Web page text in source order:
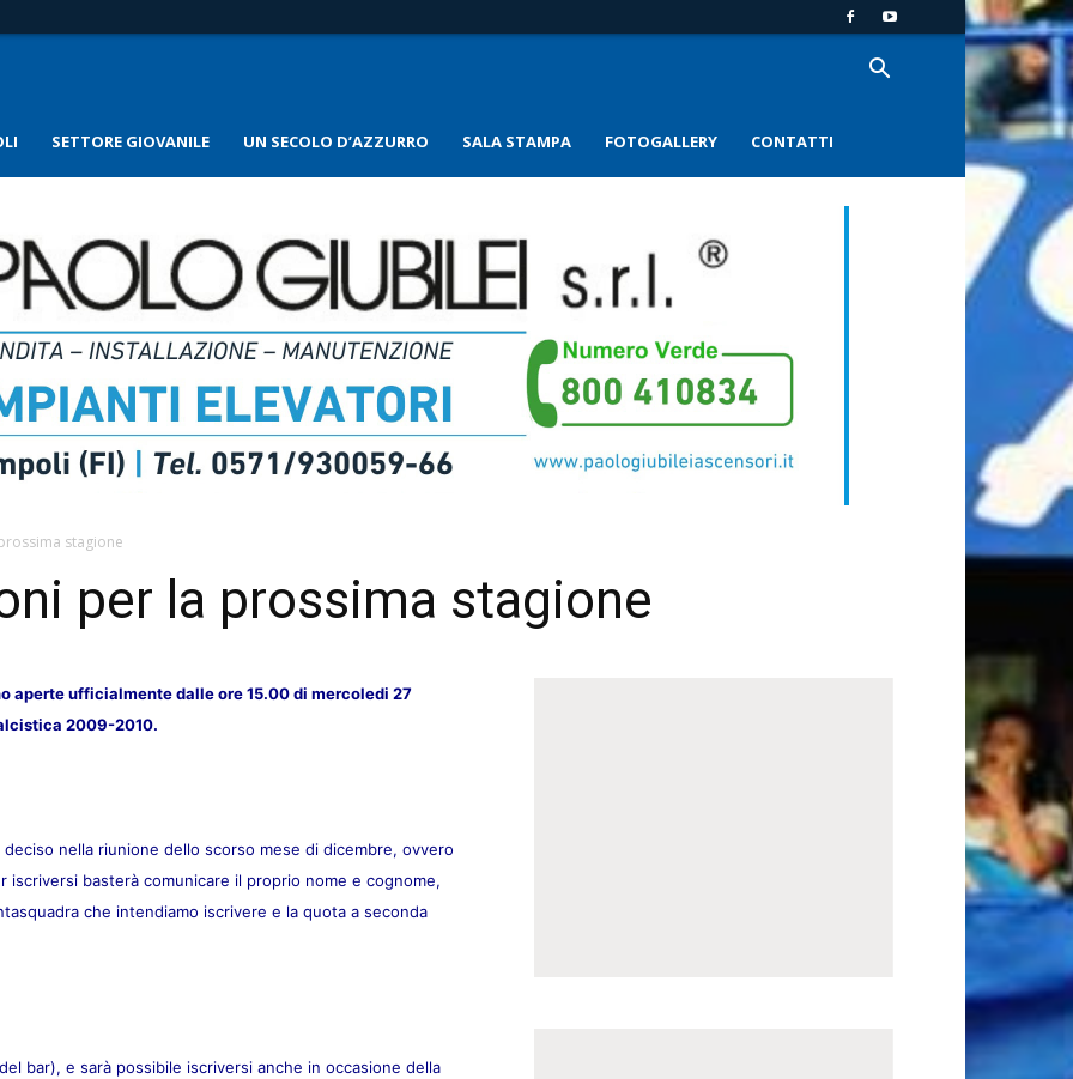
SETTORE GIOVANILE UN SECOLO D’AZZURRO SALA STAMPA FOTOGALLERY CONTATTI
stagione
per la prossima stagione
aperte ufficialmente dalle ore 15.00 di mercoledi 27
2009-2010.
nella riunione dello scorso mese di dicembre, ovvero
basterà comunicare il proprio nome e cognome,
che intendiamo iscrivere e la quota a seconda
bar), e sarà possibile iscriversi anche in occasione della